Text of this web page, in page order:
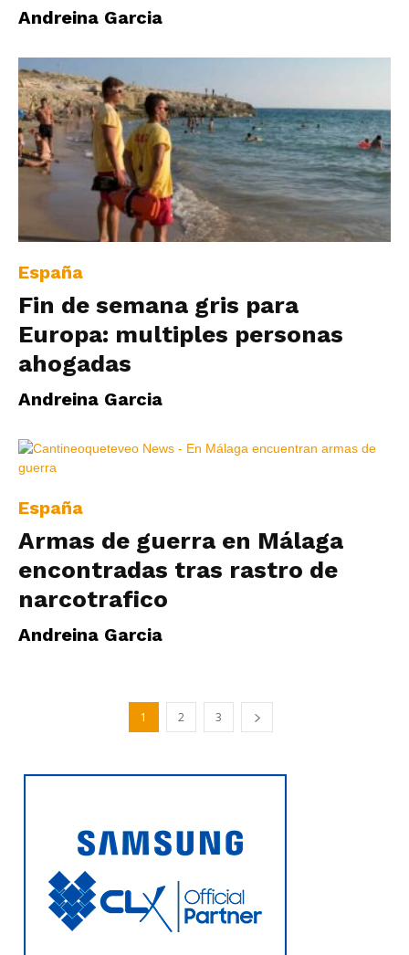
Andreina Garcia
España
Fin de semana gris para
Europa: multiples personas
ahogadas
Andreina Garcia
España
Armas de guerra en Málaga
encontradas tras rastro de
narcotrafico
Andreina Garcia
1 2 3